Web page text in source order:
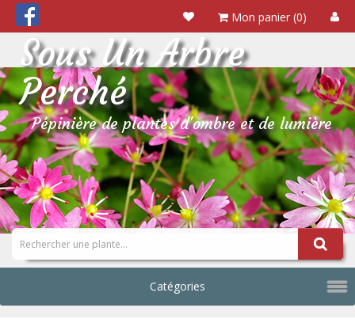
Mon panier (0)
Sous Un Arbre
Perché
Pépinière de plantes d'ombre et de lumière
Catégories